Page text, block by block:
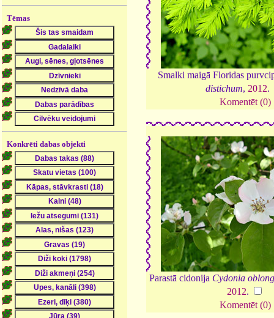
Tēmas
Konkrēti dabas objekti
Smalki maigā Floridas
distichum, 2012.
Komentēt (0)
Parastā cidonija Cydonia
2012.
Komentēt (0)